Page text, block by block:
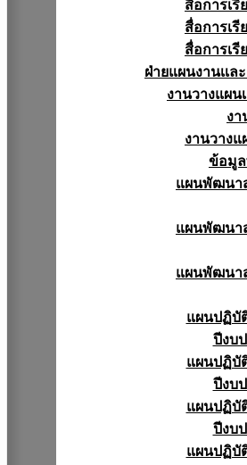
สื่อการเรี
สื่อการเรี
สื่อการเรี
ฝ่ายแผนงานเเ
งานวางแผน
ง
งานวาง
ข้อมู
แผนพัฒนา
แผนพัฒนา
แผนพัฒนา
แผนปฏิบั
ปีงบ
แผนปฏิบั
ปีงบ
แผนปฏิบั
ปีงบ
แผนปฏิบั